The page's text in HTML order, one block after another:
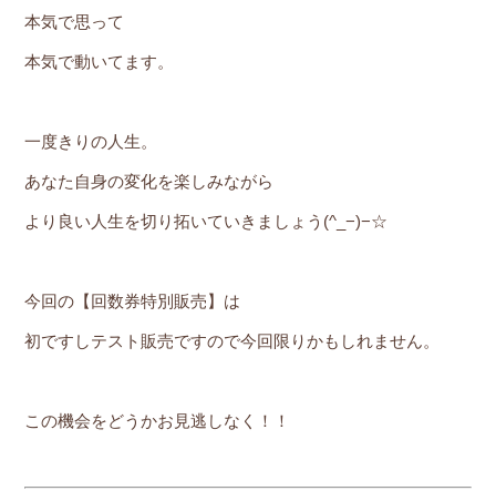
本気で思って
本気で動いてます。
一度きりの人生。
あなた自身の変化を楽しみながら
より良い人生を切り拓いていきましょう(^_−)−☆
今回の【回数券特別販売】は
初ですしテスト販売ですので今回限りかもしれません。
この機会をどうかお見逃しなく！！